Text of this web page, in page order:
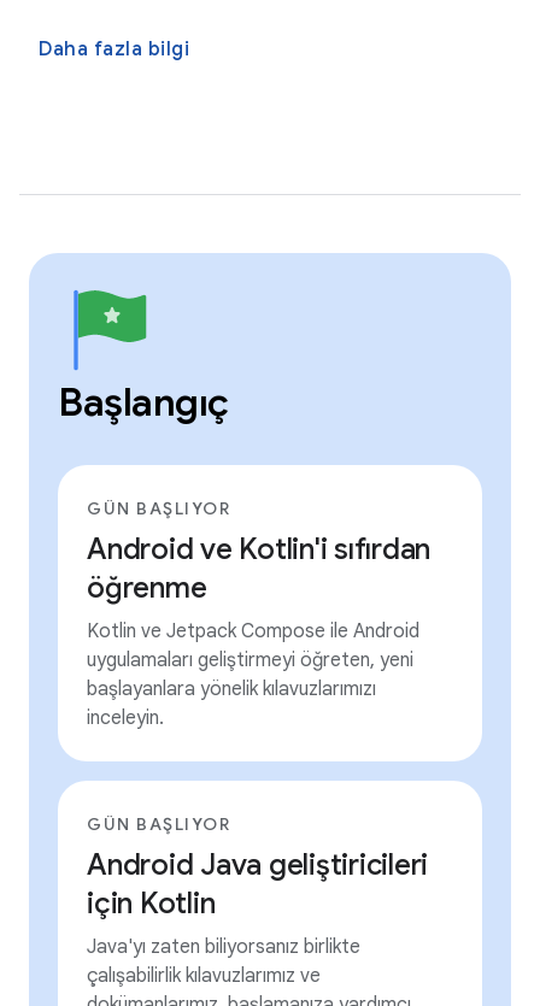
Daha fazla bilgi
Başlangıç
GÜN BAŞLIYOR
Android ve Kotlin'i sıfırdan
öğrenme
Kotlin ve Jetpack Compose ile Android
uygulamaları geliştirmeyi öğreten, yeni
başlayanlara yönelik kılavuzlarımızı
inceleyin.
GÜN BAŞLIYOR
Android Java geliştiricileri
için Kotlin
Java'yı zaten biliyorsanız birlikte
çalışabilirlik kılavuzlarımız ve